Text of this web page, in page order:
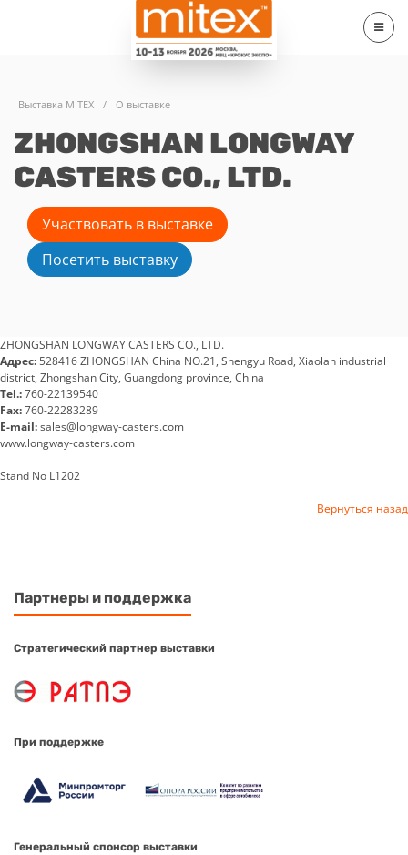
Выставка MITEX / О выставке
ZHONGSHAN LONGWAY
CASTERS CO., LTD.
Участвовать в выставке
Посетить выставку
ZHONGSHAN LONGWAY CASTERS CO., LTD.
Адрес: 528416 ZHONGSHAN China NO.21, Shengyu Road, Xiaolan industrial
district, Zhongshan City, Guangdong province, China
Tel.:760-22139540
Fax:760-22283289
E-mail:sales@longway-casters.com
www.longway-casters.com
Stand No L1202
Вернуться назад
Партнеры и поддержка
Стратегический партнер выставки
При поддержке
Генеральный спонсор выставки